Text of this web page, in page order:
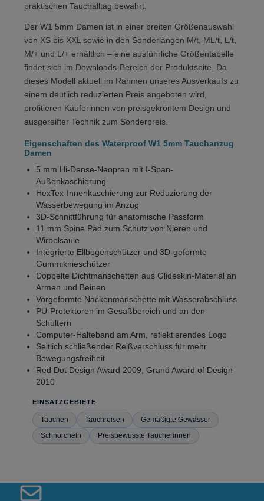
praktischen Tauchalltag bewährt.
Der W1 5mm Damen ist in einer breiten Größenauswahl
von XS bis XXL sowie in den Sonderlängen M/t, ML/t, L/t,
M/+ und L/+ erhältlich – eine ausführliche Größentabelle
findet sich im Downloads-Bereich der Produktseite. Da
dieses Modell aktuell im Rahmen unseres Ausverkaufs zu
einem deutlich reduzierten Preis angeboten wird,
profitieren Käuferinnen von preisgekröntem Design und
ausgereifter Technik zum Sonderpreis.
Eigenschaften des Waterproof W1 5mm Tauchanzug
Damen
5 mm Hi-Dense-Neopren mit I-Span-
Außenkaschierung
HexTex-Innenkaschierung zur Reduzierung der
Wasserbewegung im Anzug
3D-Schnittführung für anatomische Passform
11 mm Spine Pad zum Schutz von Nieren und
Wirbelsäule
Integrierte Ellbogenschützer und 3D-geformte
Gummiknieschützer
Doppelte Dichtmanschetten aus Glideskin-Material an
Armen und Beinen
Vorgeformte Nackenmanschette mit Wasserabschluss
PU-Protektoren im Gesäßbereich und an den
Schultern
Computer-Halteband am Arm, reflektierendes Logo
Seitlich schließender Reißverschluss für mehr
Bewegungsfreiheit
Red Dot Design Award 2009, Grand Award of Design
2010
EINSATZGEBIETE
Tauchen Tauchreisen
Gemäßigte Gewässer
Schnorcheln
Preisbewusste Taucherinnen